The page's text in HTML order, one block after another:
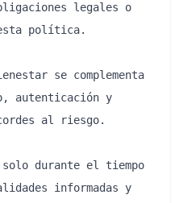
legales o
política.
se complementa
autenticación y
al riesgo.
solo durante el tiempo
informadas y